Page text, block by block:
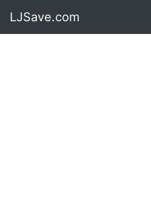
LJSave.com